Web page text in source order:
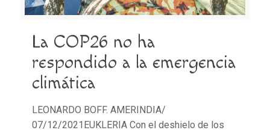
La COP26 no ha
respondido a la emergencia
climática
LEONARDO BOFF. AMERINDIA/
07/12/2021EUKLERIA Con el deshielo de los